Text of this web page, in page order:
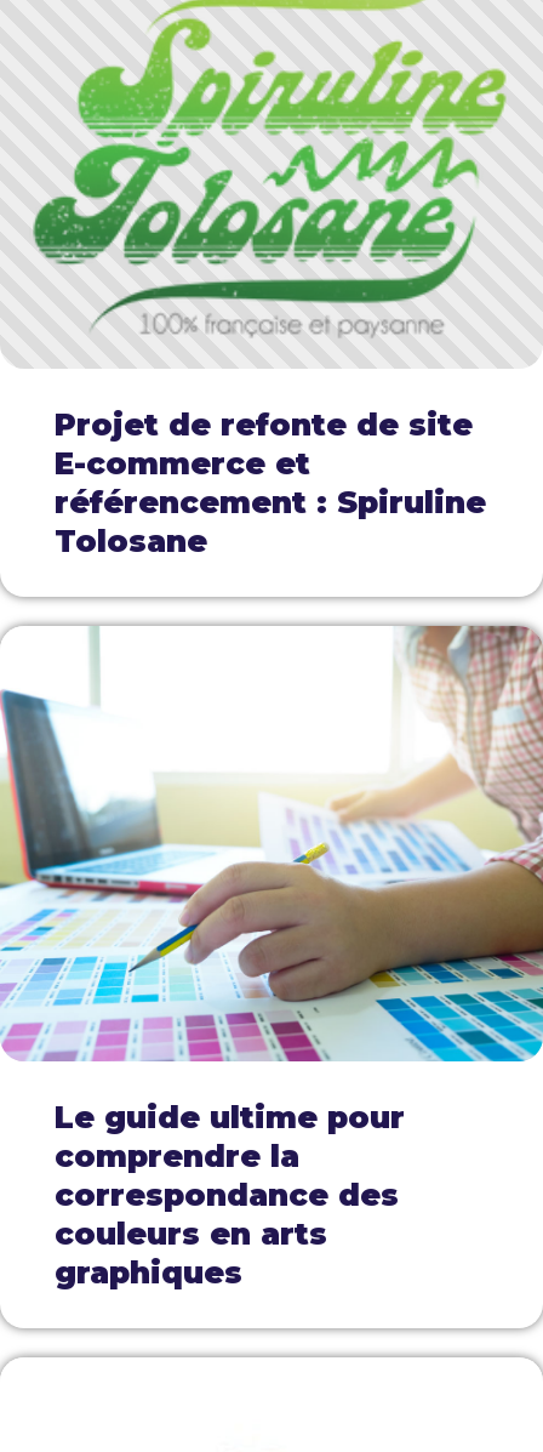
Projet de refonte de site
E-commerce et
référencement : Spiruline
Tolosane
Le guide ultime pour
comprendre la
correspondance des
couleurs en arts
graphiques